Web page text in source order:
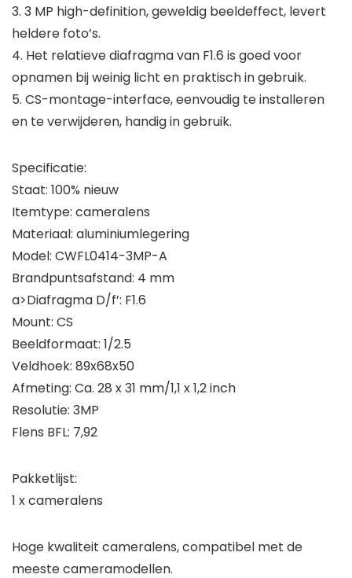
3. 3 MP high-definition, geweldig beeldeffect, levert
heldere foto’s.
4. Het relatieve diafragma van F1.6 is goed voor
opnamen bij weinig licht en praktisch in gebruik.
5. CS-montage-interface, eenvoudig te installeren
en te verwijderen, handig in gebruik.
Specificatie:
Staat: 100% nieuw
Itemtype: cameralens
Materiaal: aluminiumlegering
Model: CWFL0414-3MP-A
Brandpuntsafstand: 4 mm
a>Diafragma D/f’: F1.6
Mount: CS
Beeldformaat: 1/2.5
Veldhoek: 89x68x50
Afmeting: Ca. 28 x 31 mm/1,1 x 1,2 inch
Resolutie: 3MP
Flens BFL: 7,92
Pakketlijst:
1 x cameralens
Hoge kwaliteit cameralens, compatibel met de
meeste cameramodellen.